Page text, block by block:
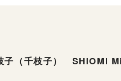
（千枝子） SHIOMI